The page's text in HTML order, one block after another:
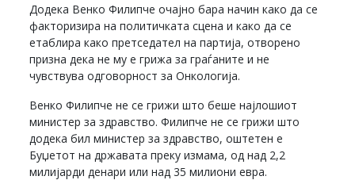
Додека Венко Филипче очајно бара начин како да се
факторизира на политичката сцена и како да се
етаблира како претседател на партија, отворено
призна дека не му е грижа за граѓаните и не
чувствува одговорност за Онкологија.
Венко Филипче не се грижи што беше најлошиот
министер за здравство. Филипче не се грижи што
додека бил министер за здравство, оштетен е
Буџетот на државата преку измама, од над 2,2
милијарди денари или над 35 милиони евра.